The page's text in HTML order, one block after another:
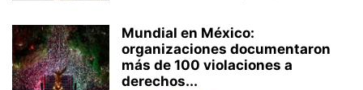
Mundial en México:
organizaciones documentaron
más de 100 violaciones a
derechos...